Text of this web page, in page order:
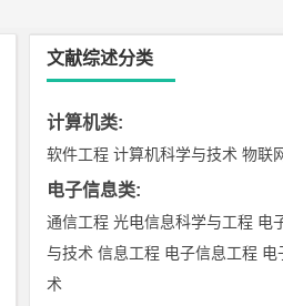
文献综述分类
计算机类:
软件工程 计算机科学与技术 物联
电子信息类:
通信工程 光电信息科学与工程 电
与技术 信息工程 电子信息工程 电
术